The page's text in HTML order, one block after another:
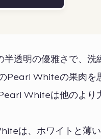
透明の優雅さで、洗
Pearl Whiteの果肉を
Whiteは他のより
は、ホワイトと薄